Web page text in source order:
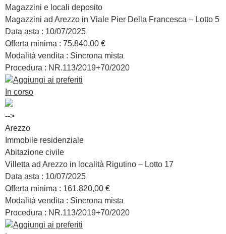
Magazzini e locali deposito
Magazzini ad Arezzo in Viale Pier Della Francesca – Lotto 5
Data asta : 10/07/2025
Offerta minima : 75.840,00 €
Modalità vendita : Sincrona mista
Procedura : NR.113/2019+70/2020
Aggiungi ai preferiti
In corso
-->
Arezzo
Immobile residenziale
Abitazione civile
Villetta ad Arezzo in località Rigutino – Lotto 17
Data asta : 10/07/2025
Offerta minima : 161.820,00 €
Modalità vendita : Sincrona mista
Procedura : NR.113/2019+70/2020
Aggiungi ai preferiti